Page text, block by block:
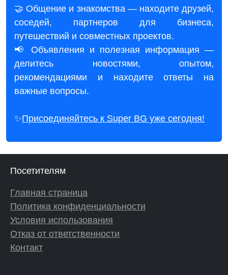
🤝 Общение и знакомства — находите друзей,
соседей, партнеров для бизнеса,
путешествий и совместных проектов.
📢 Объявления и полезная информация —
делитесь новостями, опытом,
рекомендациями и находите ответы на
важные вопросы.
✨Присоединяйтесь к Super BG уже сегодня!
Посетителям
Главная страница
Политика конфиденциальности
Условия использования
Отказ от ответственности
Контакт